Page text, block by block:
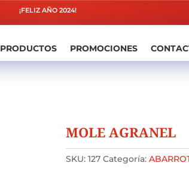
¡FELIZ AÑO 2024!
PRODUCTOS PROMOCIONES
MOLE AGRANEL
SKU: 127 Categoría: